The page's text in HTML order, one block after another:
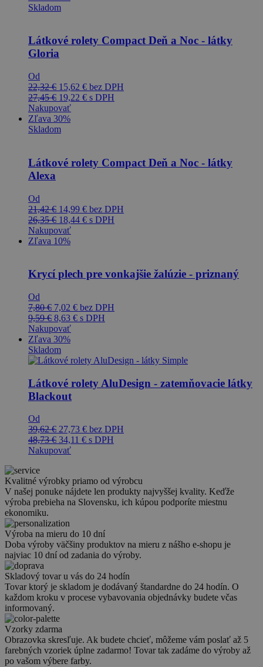
Skladom
Látkové rolety Compact Deň a Noc - látky
Gloria
Od
22,32€ 15,62 € bez DPH
27,45€ 19,22 € s DPH
Nakupovať
Zľava 30%
Skladom
Látkové rolety Compact Deň a Noc - látky
Alexa
Od
21,42€ 14,99 € bez DPH
26,35€ 18,44 € s DPH
Nakupovať
Zľava 10%
Krycí plech pre vonkajšie žalúzie - priznaný
Od
7,80€ 7,02 € bez DPH
9,59€ 8,63 € s DPH
Nakupovať
Zľava 30%
Skladom
Látkové rolety AluDesign - zatemňovacie látky
Blackout
Od
39,62€ 27,73 € bez DPH
48,73€ 34,11 € s DPH
Nakupovať
Kvalitné výrobky priamo od výrobcu
V našej ponuke nájdete len produkty najvyššej kvality. Keďže
výroba prebieha na Slovensku, ich kúpou podporíte miestnu
ekonomiku.
Výroba na mieru do 10 dní
Doba výroby väčšiny produktov na mieru z nášho e-shopu je
najviac 10 dní od zadania do výroby.
Skladový tovar u vás do 24 hodín
Tovar ktorý je skladom je dodávaný štandardne do 24 hodín. O
každom kroku v procese vybavovania objednávky budete včas
informovaný.
Vzorky zdarma
Obrazovka skresľuje. Ak budete chcieť, môžeme vám poslať až 5
farebných vzoriek úplne zadarmo! Tovar tak zadáme do výroby až
po vašom výbere farby.